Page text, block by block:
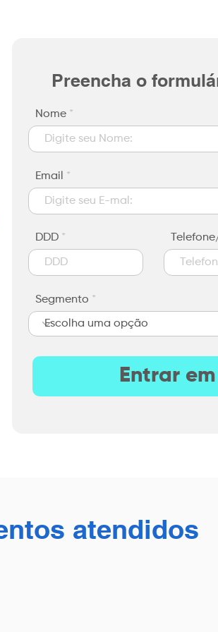
Preencha o
Nome
Email
DDD
Segmento
Entrar
atendidos